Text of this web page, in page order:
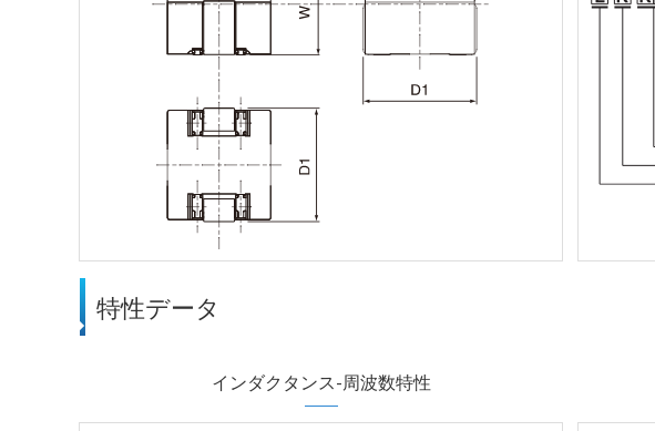
特性データ
インダクタンス-周波数特性